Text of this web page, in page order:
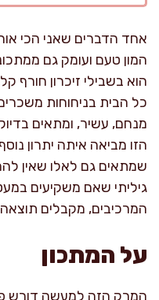
אחד הדברים שאני הכי
המון טעם ועומק גם
הוא בשבילי זיכרון
כל הבית בניחוחות
מנחם, עשיר, ומתאים
הזו מביאה איתה יתרון
שמתאים גם לאלו שאין
גיליתי שאם משקיעים
המרכיבים, מקבלים
על המתכון